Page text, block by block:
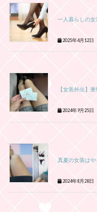
一人暮らしの
2025年4月12日
【女装外出】
2024年9月25日
真夏の女装は
2024年8月28日